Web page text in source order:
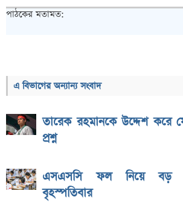
পাঠকের মতামত:
এ বিভাগের অন্যান্য সংবাদ
তারেক রহমানকে উদ্দেশ করে
প্রশ্ন
এসএসসি ফল নিয়ে বড়
বৃহস্পতিবার